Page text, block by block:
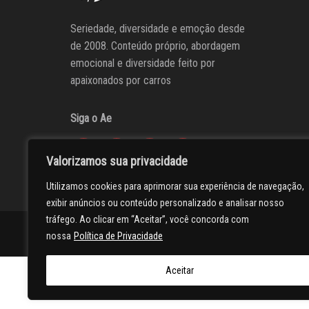
Valorizamos sua privacidade
Utilizamos cookies para aprimorar sua experiência de navegação,
exibir anúncios ou conteúdo personalizado e analisar nosso
tráfego. Ao clicar em “Aceitar”, você concorda com
nossa Política de Privacidade
Aceitar
Seriedade, diversidade e emoção desde
de 2008. Conteúdo próprio, abordagem
emocional e diversidade feito por
apaixonados por carros
Siga o Ae
AUTOentusiastas Editores